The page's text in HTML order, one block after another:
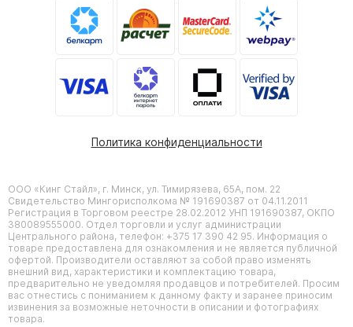
Политика конфиденциальности
ООО «Кинг Стайл», г. Минск, ул. Тимирязева, 65А, пом. 22
Свидетельство Мингорисполкома № 191690387 от 04.11.2011
Регистрация в Торговом реестре 28.02.2012 УНП 191690387, ОКПО
380089555000. Отдел торговли и услуг администрации
Центрального района, телефон: +375 17 390 42 95. Информация о
товаре предоставлена для ознакомления и не является публичной
офертой. Производители оставляют за собой право изменять
внешний вид, характеристики и комплектацию товара,
предварительно не уведомляя продавцов и потребителей. Просим
вас отнестись с пониманием к данному факту и заранее приносим
извинения за возможные неточности в описании и фотографиях
товара.